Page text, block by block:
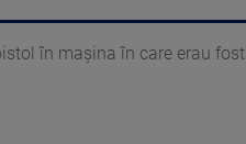
în mașina în care erau